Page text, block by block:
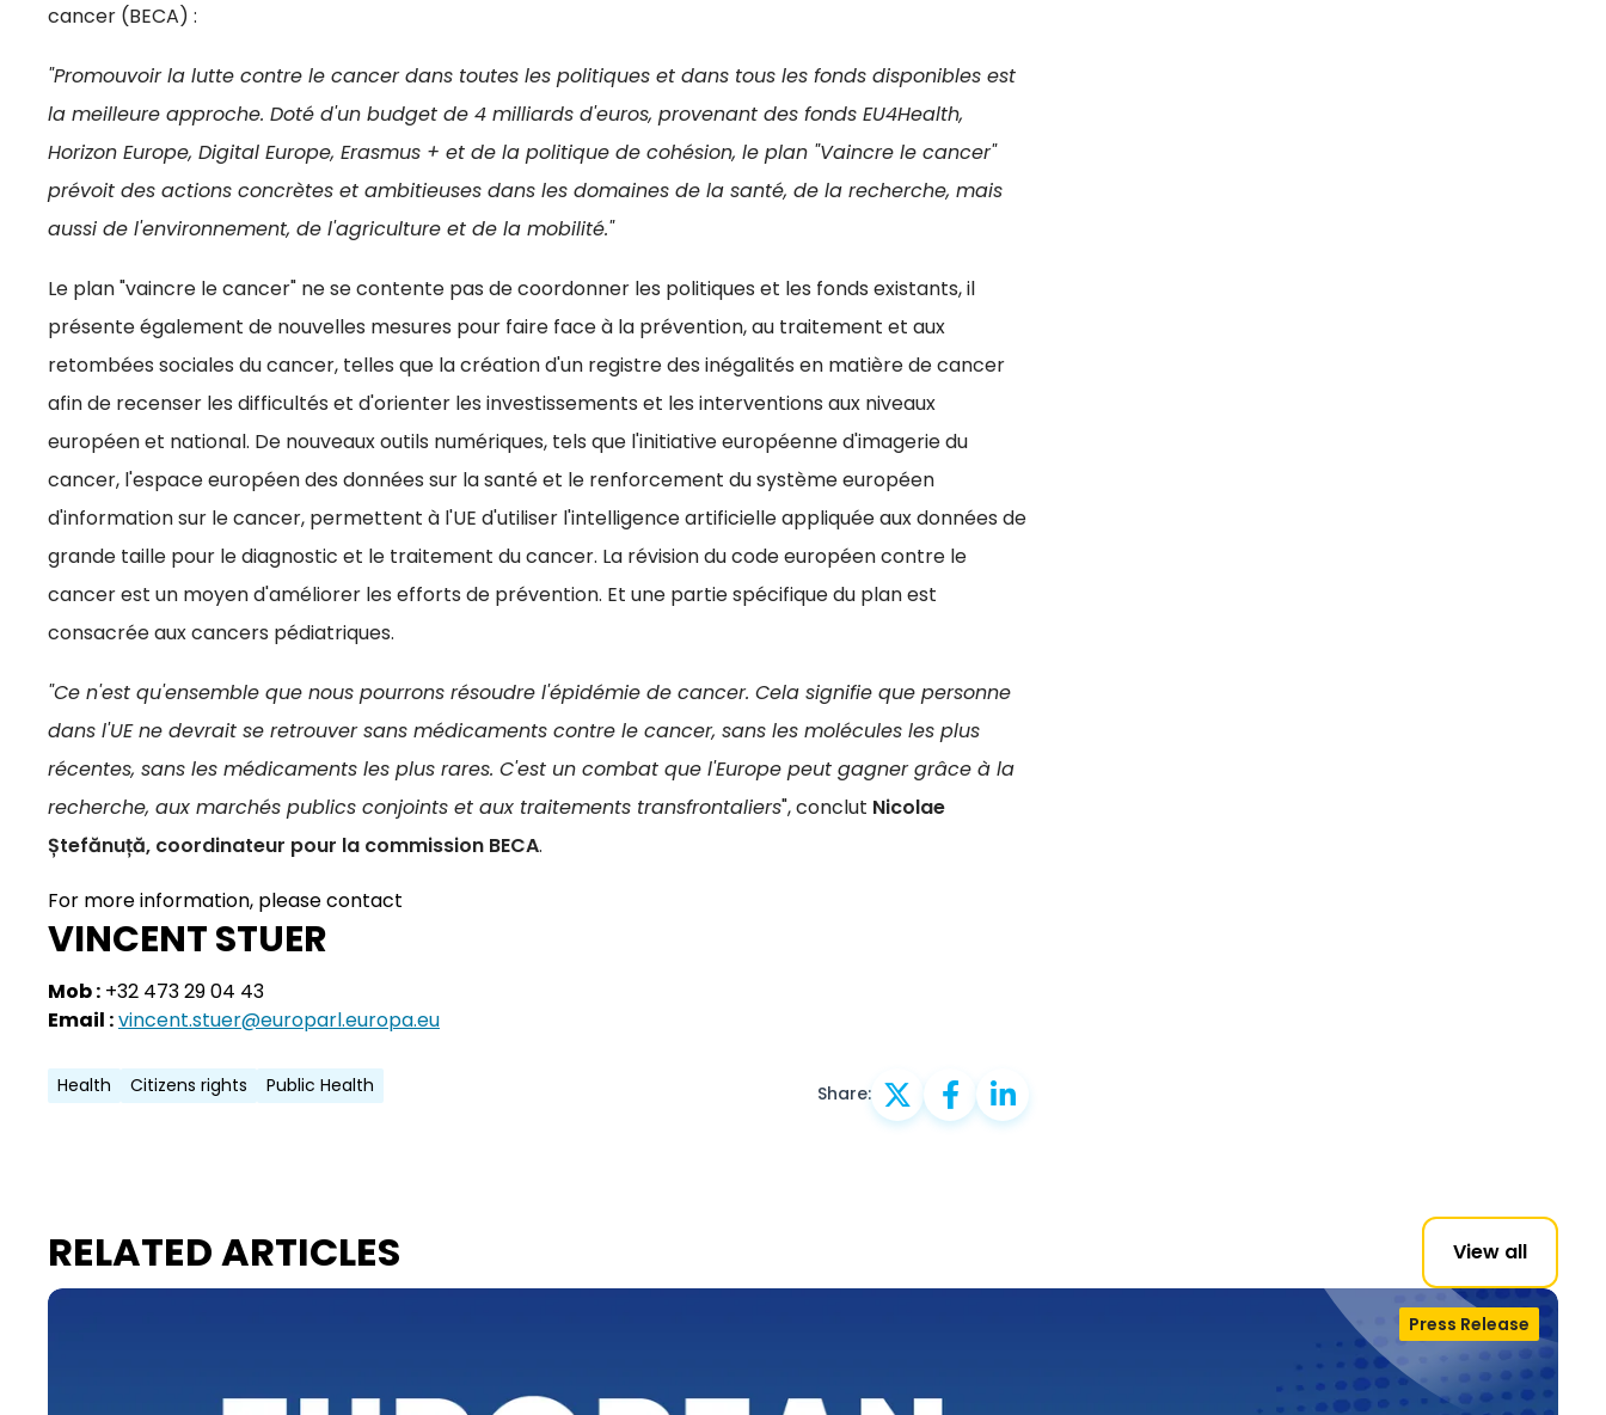
cancer (BECA) :
"Promouvoir la lutte contre le cancer dans toutes les politiques et dans tous les fonds disponibles est
la meilleure approche. Doté d'un budget de 4 milliards d'euros, provenant des fonds EU4Health,
Horizon Europe, Digital Europe, Erasmus + et de la politique de cohésion, le plan "Vaincre le cancer"
prévoit des actions concrètes et ambitieuses dans les domaines de la santé, de la recherche, mais
aussi de l'environnement, de l'agriculture et de la mobilité."
Le plan "vaincre le cancer" ne se contente pas de coordonner les politiques et les fonds existants, il
présente également de nouvelles mesures pour faire face à la prévention, au traitement et aux
retombées sociales du cancer, telles que la création d'un registre des inégalités en matière de cancer
afin de recenser les difficultés et d'orienter les investissements et les interventions aux niveaux
européen et national. De nouveaux outils numériques, tels que l'initiative européenne d'imagerie du
cancer, l'espace européen des données sur la santé et le renforcement du système européen
d'information sur le cancer, permettent à l'UE d'utiliser l'intelligence artificielle appliquée aux données de
grande taille pour le diagnostic et le traitement du cancer. La révision du code européen contre le
cancer est un moyen d'améliorer les efforts de prévention. Et une partie spécifique du plan est
consacrée aux cancers pédiatriques.
"Ce n'est qu'ensemble que nous pourrons résoudre l'épidémie de cancer. Cela signifie que personne
dans l'UE ne devrait se retrouver sans médicaments contre le cancer, sans les molécules les plus
récentes, sans les médicaments les plus rares. C'est un combat que l'Europe peut gagner grâce à la
recherche, aux marchés publics conjoints et aux traitements transfrontaliers", conclut Nicolae
Ștefănuță, coordinateur pour la commission BECA.
For more information, please contact
VINCENT STUER
Mob : +32 473 29 04 43
Email :vincent.stuer@europarl.europa.eu
Health Citizens rights Public Health Share:
RELATED ARTICLES View all
Press Release